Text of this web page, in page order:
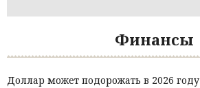
Финансы
Доллар может подорожать в 2026